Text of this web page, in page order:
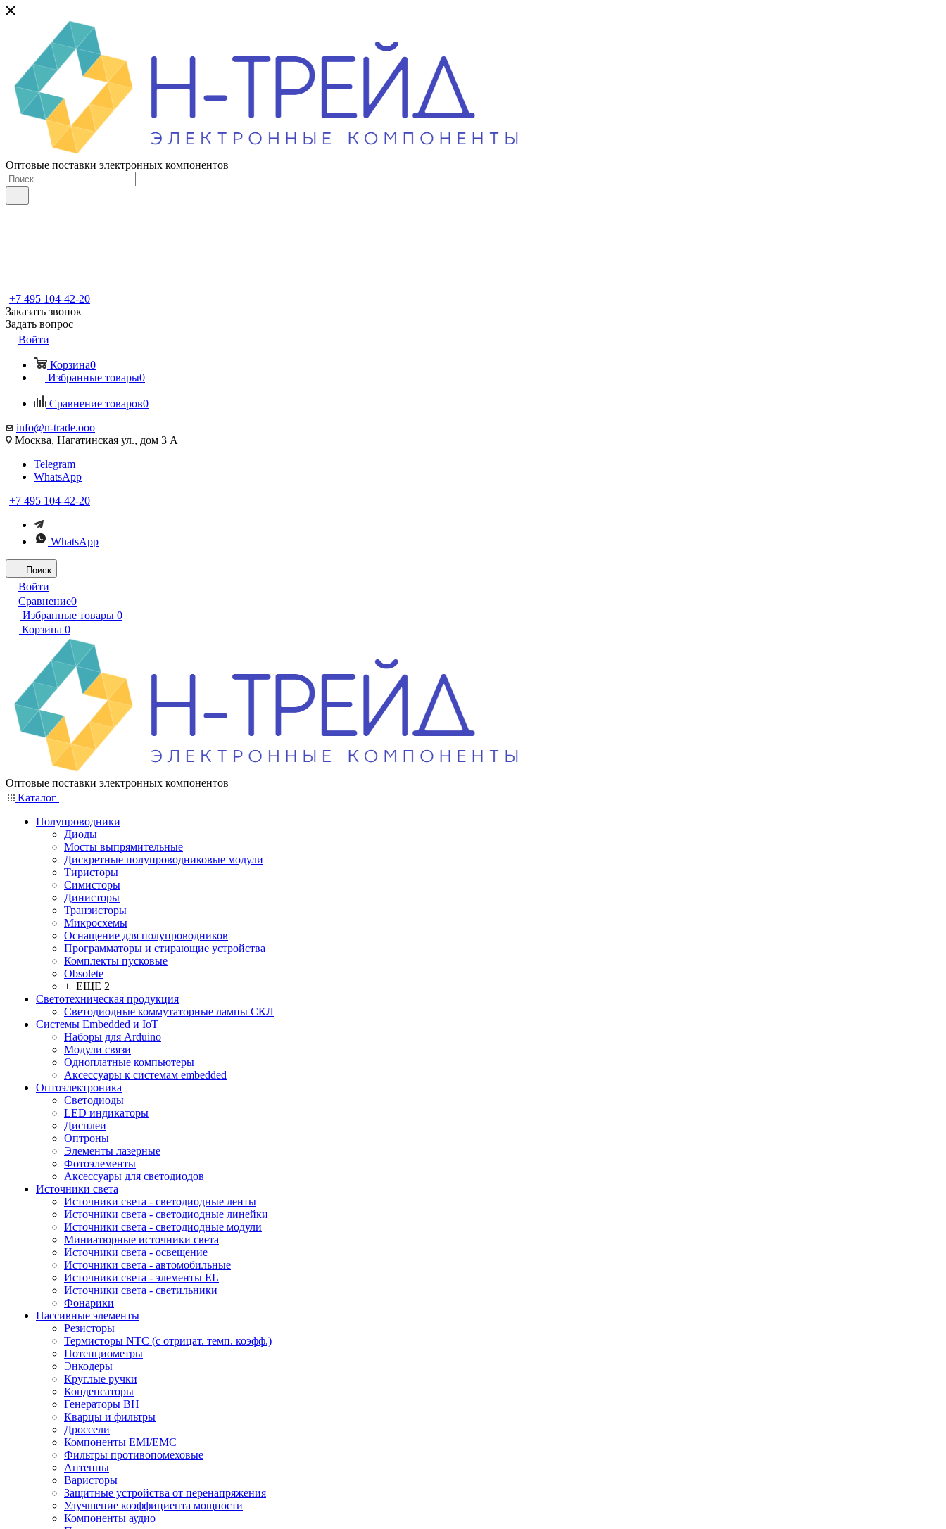
Оптовые поставки электронных компонентов
+7 495 104-42-20
Заказать звонок
Задать вопрос
Войти
Корзина0
Избранные товары0
Сравнение товаров0
info@n-trade.ooo
Москва, Нагатинская ул., дом 3 А
Telegram
WhatsApp
+7 495 104-42-20
WhatsApp
Поиск
Войти
Сравнение0
Избранные товары 0
Корзина 0
Оптовые поставки электронных компонентов
Каталог
Полупроводники
Диоды
Мосты выпрямительные
Дискретные полупроводниковые модули
Тиристоры
Симисторы
Динисторы
Транзисторы
Микросхемы
Оснащение для полупроводников
Программаторы и стирающие устройства
Комплекты пусковые
Obsolete
+ ЕЩЕ 2
Светотехническая продукция
Светодиодные коммутаторные лампы СКЛ
Системы Embedded и IoT
Наборы для Arduino
Модули связи
Одноплатные компьютеры
Аксессуары к системам embedded
Oптоэлектроника
Светодиоды
LED индикаторы
Дисплеи
Оптроны
Элементы лазерные
Фотоэлементы
Аксессуары для светодиодов
Источники света
Источники света - светодиодные ленты
Источники света - светодиодные линейки
Источники света - светодиодные модули
Миниатюрные источники света
Источники света - освещение
Источники света - автомобильные
Источники света - элементы EL
Источники света - светильники
Фонарики
Пассивные элементы
Резисторы
Термисторы NTC (с отрицат. темп. коэфф.)
Потенциометры
Энкодеры
Круглые ручки
Конденсаторы
Генераторы ВН
Кварцы и фильтры
Дроссели
Компоненты EMI/EMC
Фильтры противопомеховые
Антенны
Варисторы
Защитные устройства от перенапряжения
Улучшение коэффициента мощности
Компоненты аудио